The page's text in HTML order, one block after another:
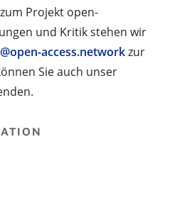
Projekt open-
und Kritik stehen wir
access.networkzur
Sie auch unser